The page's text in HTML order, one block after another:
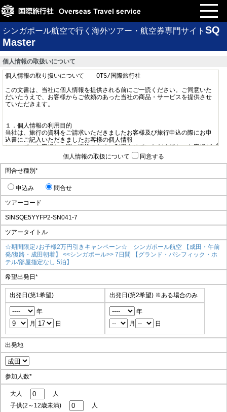
シンガポール航空で行く海外ツアー・航空券専門サイト SQ
Master
個人情報の取扱いについて
個人情報の取扱について
同意する
問合せ種別 *
申込み 問合せ
ツアーコード
SINSQE5YYFP2-SN041-7
ツアータイトル
☆期間限定♪お子様2万円引きキャンペーン☆ シンガポール航空 【成田・午前
発/復路・成田朝着】 <<シンガポール>> 7日間 【グランド・パシフィック・ホ
テル/部屋指定なし 5泊】
希望出発日 *
出発日(第1希望) 出発日(第2希望) ※ある場合のみ
年
月
日
年
月
日
出発地
参加人数*
大人
人
子供(2～12歳未満)
人